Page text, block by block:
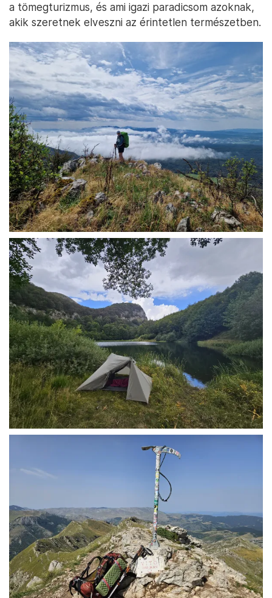
a tömegturizmus, és ami igazi paradicsom azoknak,
akik szeretnek elveszni az érintetlen természetben.